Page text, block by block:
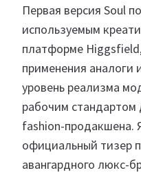
Первая версия Soul
используемым
платформе
применения
уровень реализма
рабочим
fashion-продакшена.
официальный тизер
авангардного люкс-